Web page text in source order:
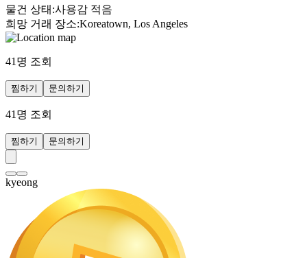
물건 상태 :사용감 적음
희망 거래 장소:Koreatown, Los Angeles
41 명 조회
찜하기 문의하기
41 명 조회
찜하기 문의하기
kyeong